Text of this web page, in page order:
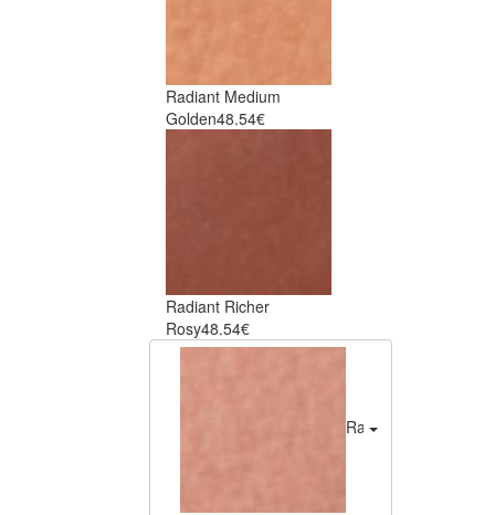
Radiant Medium
Golden48.54€
Radiant Richer
Rosy48.54€
Radiant Light Rosy